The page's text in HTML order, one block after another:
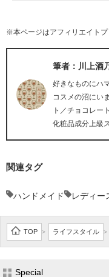
※本ページはアフィリエイト
筆者：川上酒
好きなものにハ
コスメの沼にい
ト／チョコレー
化粧品成分上級
関連タグ
ハンドメイド レディー
TOP > ライフスタイル >
Special